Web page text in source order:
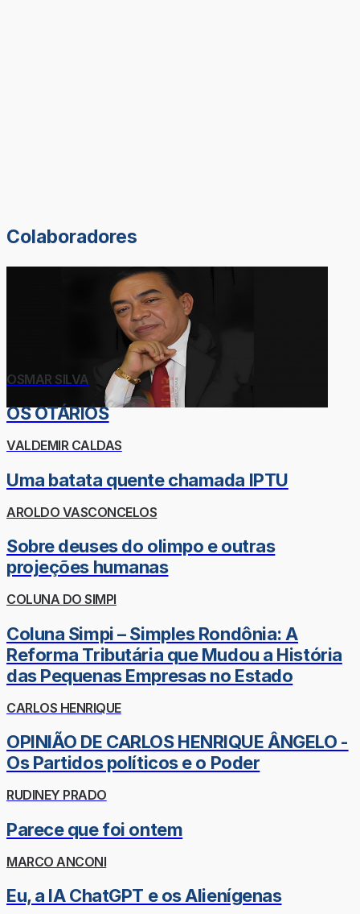
Colaboradores
OSMAR SILVA
OS OTÁRIOS
VALDEMIR CALDAS
Uma batata quente chamada IPTU
AROLDO VASCONCELOS
Sobre deuses do olimpo e outras
projeções humanas
COLUNA DO SIMPI
Coluna Simpi – Simples Rondônia: A
Reforma Tributária que Mudou a História
das Pequenas Empresas no Estado
CARLOS HENRIQUE
OPINIÃO DE CARLOS HENRIQUE ÂNGELO -
Os Partidos políticos e o Poder
RUDINEY PRADO
Parece que foi ontem
MARCO ANCONI
Eu, a IA ChatGPT e os Alienígenas